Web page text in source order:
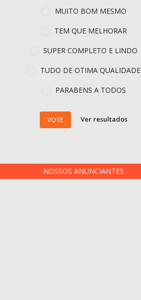
MUITO BOM MESMO
TEM QUE MELHORAR
SUPER COMPLETO E LINDO
TUDO DE OTIMA QUALIDADE
PARABENS A TODOS
VOTE Ver resultados
NOSSOS ANUNCIANTES